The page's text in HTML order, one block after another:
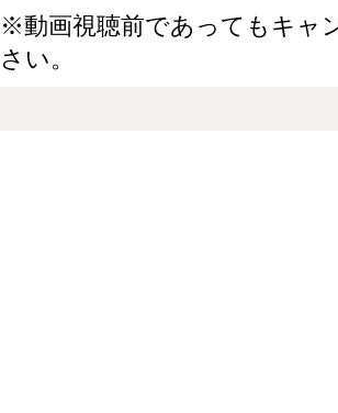
※動画視聴前であってもキャ
さい。